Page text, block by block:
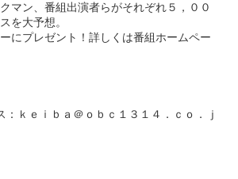
マン、番組出演者らがそれぞれ５，００
を大予想。
にプレゼント！詳しくは番組ホームペー
：ｋｅｉｂａ＠ｏｂｃ１３１４．ｃｏ．ｊ